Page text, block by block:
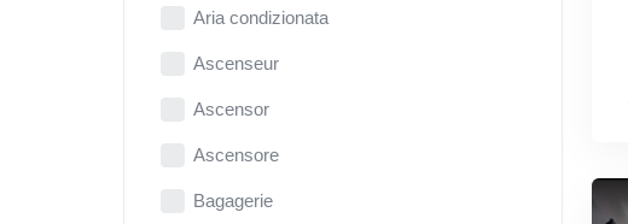
Aria condizionata
Ascenseur
Ascensor
Ascensore
Bagagerie